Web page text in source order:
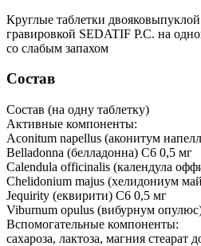
Круглые таблетки
гравировкой SEDATIF P.C. на
со слабым запахом
Состав
Состав (на одну таблетку)
Активные компоненты:
Aconitum napellus (аконитум
Belladonna (белладонна) С6 0,5 мг
Calendula officinalis (календула
Chelidonium majus (хелидониум
Jequirity (еквирити) С6 0,5 мг
Viburnum opulus (вибурнум
Вспомогательные компоненты:
сахароза, лактоза, магния стеарат